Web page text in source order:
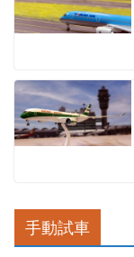
手動試車